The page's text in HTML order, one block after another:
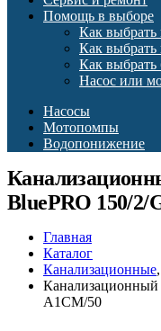
Помощь в выборе
Как выбрать
Как
Как выбрать
Насос или
Насосы
Мотопомпы
Водопонижение
BluePRO 150/2/
Главная
Каталог
Канализационные,
Канализационный
A1CM/50